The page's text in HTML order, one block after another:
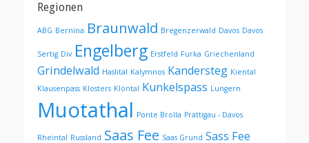
Regionen
ABG Bernina Braunwald Bregenzerwald Davos Davos
Sertig Div Engelberg Erstfeld Furka Griechenland
Grindelwald Haslital Kalymnos Kandersteg Kiental
Klausenpass Klosters Klöntal Kunkelspass Lungern
Muotathal Ponte Brolla Prättigau - Davos
Rheintal Russland Saas Fee Saas Grund Sass Fee